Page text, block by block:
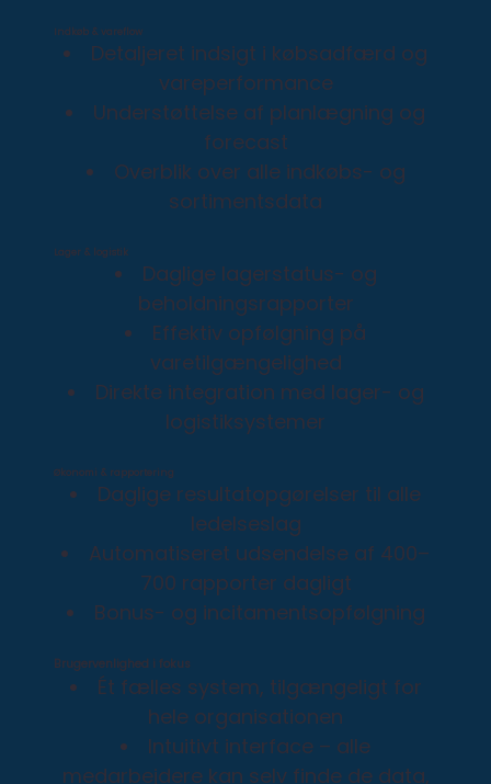
Indkøb & vareflow
Detaljeret indsigt i købsadfærd og
vareperformance
Understøttelse af planlægning og
forecast
Overblik over alle indkøbs- og
sortimentsdata
Lager & logistik
Daglige lagerstatus- og
beholdningsrapporter
Effektiv opfølgning på
varetilgængelighed
Direkte integration med lager- og
logistiksystemer
Økonomi & rapportering
Daglige resultatopgørelser til alle
ledelseslag
Automatiseret udsendelse af 400–
700 rapporter dagligt
Bonus- og incitamentsopfølgning
Brugervenlighed i fokus
Ét fælles system, tilgængeligt for
hele organisationen
Intuitivt interface – alle
medarbejdere kan selv finde de data,